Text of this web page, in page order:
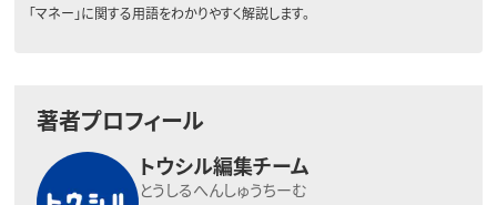
「マネー」に関する用語をわかりやすく解説します。
著者プロフィール
トウシル編集チーム
とうしるへんしゅうちーむ